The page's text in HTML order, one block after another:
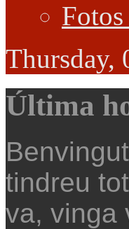
Thursday,
Última
tindreu
va, vinga